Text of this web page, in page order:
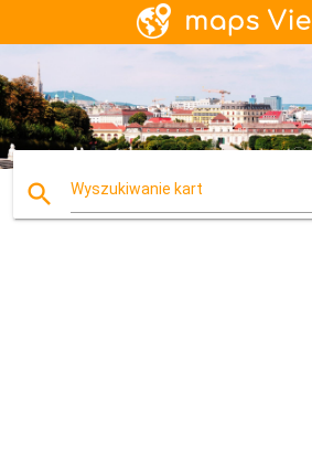
search Wyszukiwanie kart